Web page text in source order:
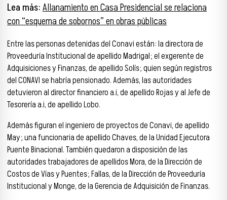
Lea más:Allanamiento en Casa Presidencial se relaciona
con “esquema de sobornos” en obras públicas
Entre las personas detenidas del Conavi están: la directora de
Proveeduría Institucional de apellido Madrigal; el exgerente de
Adquisiciones y Finanzas, de apellido Solís; quien según registros
del CONAVI se habría pensionado. Además, las autoridades
detuvieron al director financiero a.i, de apellido Rojas y al Jefe de
Tesorería a.i, de apellido Lobo.
Además figuran el ingeniero de proyectos de Conavi, de apellido
May; una funcionaria de apellido Chaves, de la Unidad Ejecutora
Puente Binacional. También quedaron a disposición de las
autoridades trabajadores de apellidos Mora, de la Dirección de
Costos de Vías y Puentes; Fallas, de la Dirección de Proveeduría
Institucional y Monge, de la Gerencia de Adquisición de Finanzas.